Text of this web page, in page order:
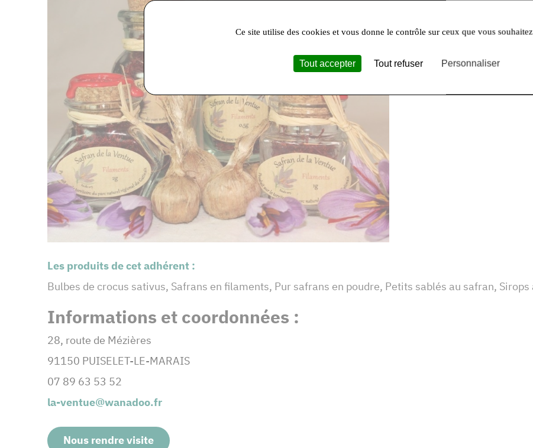
Les produits de cet adhérent :
Bulbes de crocus sativus, Safrans en filaments, Pur safrans en poudre, Petits sablés au safran,
Informations et coordonnées :
28, route de Mézières
91150 PUISELET-LE-MARAIS
07 89 63 53 52
la-ventue@wanadoo.fr
Nous rendre visite
Ce site utilise des cookies et vous donne le contrôle sur ceux que vous
Tout accepter Tout refuser Personnaliser